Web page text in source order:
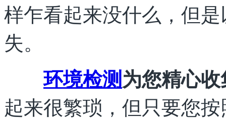
样乍看起来没什么，但
失。
环境检测为您精心
起来很繁琐，但只要您